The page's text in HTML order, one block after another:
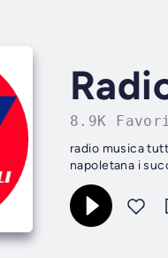
8.9K
radio musica
napoletana i